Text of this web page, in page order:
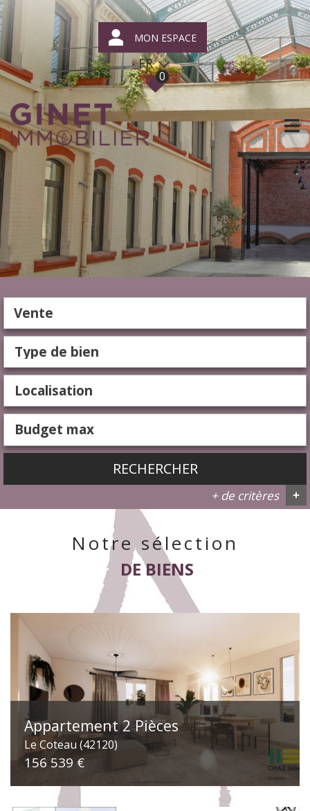
MON ESPACE
FR
0
Vente
10KM 25KM
RECHERCHER
+ de critères +
Notre sélection
DE BIENS
Appartement 2 Pièces
Le Coteau (42120)
156 539 €